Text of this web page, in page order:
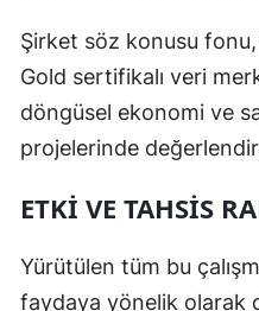
Şirket söz konusu
Gold sertifikalı veri
döngüsel ekonomi ve
projelerinde
ETKI VE TAHSIS
Yürütülen tüm bu
faydaya yönelik olarak